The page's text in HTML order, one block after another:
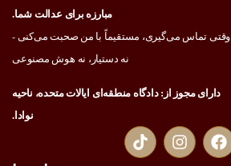
مبارزه برای عدالت شما.
وقتی تماس می‌گیری، مستقیماً با من صحبت می‌کنی -
نه دستیار، نه هوش مصنوعی
دارای مجوز از: دادگاه منطقه‌ای ایالات متحده، ناحیه
نوادا.